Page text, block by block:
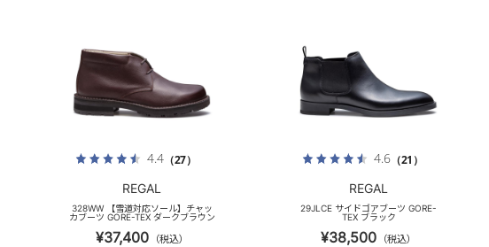
4.4（27）
REGAL
328WW 【雪道対応ソール】チャッ
カブーツ GORE-TEX ダークブラウン
¥37,400 （税込）
4.6（21）
REGAL
29JLCE サイドゴアブーツ GORE-
TEX ブラック
¥38,500 （税込）